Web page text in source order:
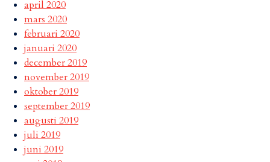
april 2020
mars 2020
februari 2020
januari 2020
december 2019
november 2019
oktober 2019
september 2019
augusti 2019
juli 2019
juni 2019